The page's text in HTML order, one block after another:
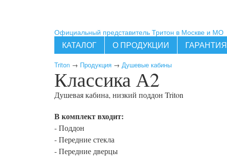
Официальный представитель Тритон в Москве и МО
КАТАЛОГ О ПРОДУКЦИИ ГАРАНТИЯ
Triton → Продукция → Душевые кабины
Классика А2
Душевая кабина, низкий поддон Triton
В комплект входит:
- Поддон
- Передние стекла
- Передние дверцы